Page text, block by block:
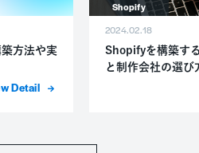
方法や実
詳細を表示
Shopify
2024.02.18
Shopifyを構築す
と制作会社の選び